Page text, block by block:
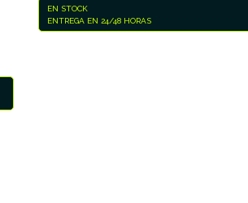
EN STOCK
ENTREGA EN 24/48 HORAS